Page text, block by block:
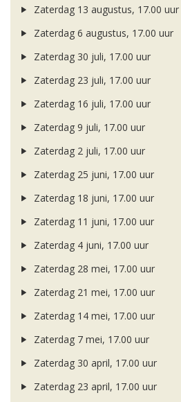
Zaterdag 13 augustus, 17.00 uur
Zaterdag 6 augustus, 17.00 uur
Zaterdag 30 juli, 17.00 uur
Zaterdag 23 juli, 17.00 uur
Zaterdag 16 juli, 17.00 uur
Zaterdag 9 juli, 17.00 uur
Zaterdag 2 juli, 17.00 uur
Zaterdag 25 juni, 17.00 uur
Zaterdag 18 juni, 17.00 uur
Zaterdag 11 juni, 17.00 uur
Zaterdag 4 juni, 17.00 uur
Zaterdag 28 mei, 17.00 uur
Zaterdag 21 mei, 17.00 uur
Zaterdag 14 mei, 17.00 uur
Zaterdag 7 mei, 17.00 uur
Zaterdag 30 april, 17.00 uur
Zaterdag 23 april, 17.00 uur